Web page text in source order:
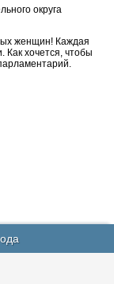
округа
женщин! Каждая
Как хочется, чтобы